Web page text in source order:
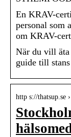
En KRAV-
personal som
om KRAV-
När du vill
guide till
http s://thatsup.se